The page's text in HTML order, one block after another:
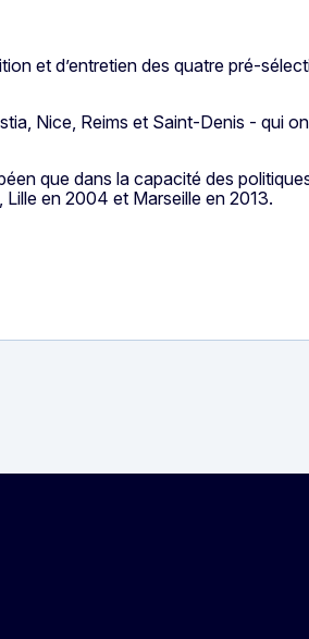
et d’entretien des quatre pré-
Nice, Reims et Saint-Denis - qui
que dans la capacité des
en 2004 et Marseille en 2013.